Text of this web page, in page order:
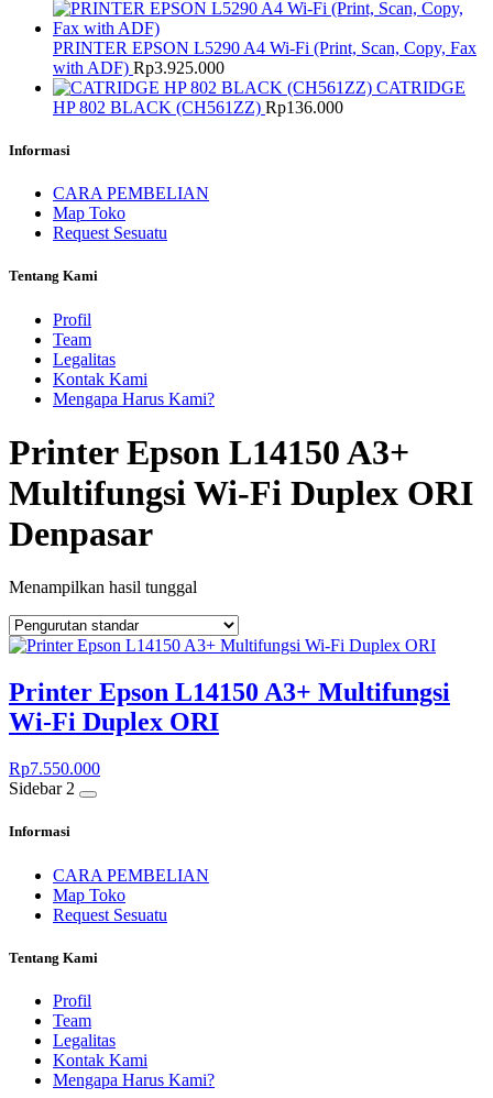
PRINTER EPSON L5290 A4 Wi-Fi (Print, Scan, Copy, Fax
with ADF) Rp3.925.000
CATRIDGE
HP 802 BLACK (CH561ZZ) Rp136.000
Informasi
CARA PEMBELIAN
Map Toko
Request Sesuatu
Tentang Kami
Profil
Team
Legalitas
Kontak Kami
Mengapa Harus Kami?
Printer Epson L14150 A3+
Multifungsi Wi-Fi Duplex ORI
Denpasar
Menampilkan hasil tunggal
Printer Epson L14150 A3+ Multifungsi
Wi-Fi Duplex ORI
Rp7.550.000
Sidebar 2
Informasi
CARA PEMBELIAN
Map Toko
Request Sesuatu
Tentang Kami
Profil
Team
Legalitas
Kontak Kami
Mengapa Harus Kami?